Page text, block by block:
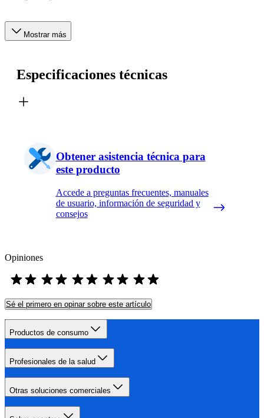
Mostrar más
Especificaciones técnicas
Obtener asistencia técnica para
este producto
Accede a preguntas frecuentes, manuales
de usuario, información de seguridad y
consejos
Opiniones
Sé el primero en opinar sobre este artículo
Productos de consumo
Profesionales de la salud
Otras soluciones comerciales